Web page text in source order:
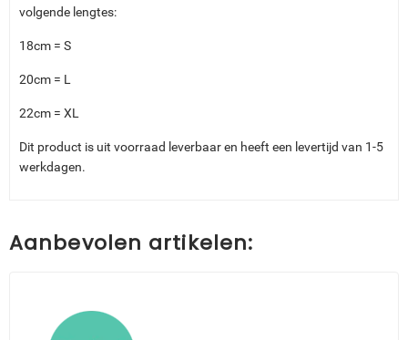
volgende lengtes:
18cm = S
20cm = L
22cm = XL
Dit product is uit voorraad leverbaar en heeft een levertijd van 1-5
werkdagen.
Aanbevolen artikelen: